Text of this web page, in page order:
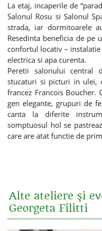
La etaj, incaperile de
Salonul Rosu si Salonul
strada, iar dormitoarele
Resedinta beneficia de
confortul locativ –
electrica si apa curenta.
Peretii salonului
stucaturi si picturi in ulei,
francez Francois Boucher.
gen elegante, grupuri de
canta la diferite
somptuosul hol se
care are atat functie de
Alte ateliere şi
Georgeta Filitti